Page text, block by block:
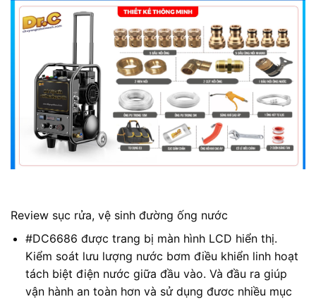
Review sục rửa, vệ sinh đường ống nước
#DC6686 được trang bị màn hình LCD hiển thị.
Kiểm soát lưu lượng nước bơm điều khiển linh hoạt
tách biệt điện nước giữa đầu vào. Và đầu ra giúp
vận hành an toàn hơn và sử dụng đươc nhiều mục